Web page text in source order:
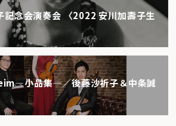
記念会演奏会 〈2022 安川加壽子生
小品集―／後藤沙祈子＆中条誠